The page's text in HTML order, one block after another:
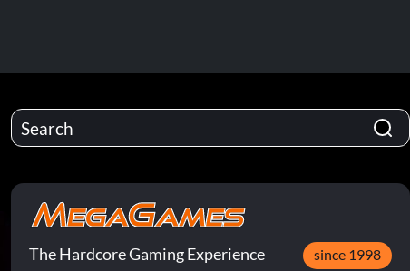
The Hardcore Gaming Experience since 1998